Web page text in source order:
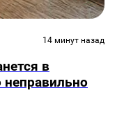
14 минут назад
в
неправильно